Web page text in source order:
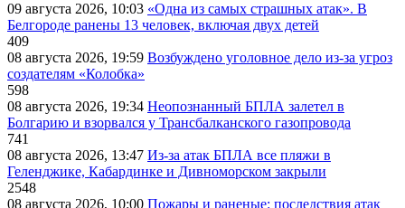
09 августа 2026, 10:03 «Одна из самых страшных атак». В
Белгороде ранены 13 человек, включая двух детей
409
08 августа 2026, 19:59 Возбуждено уголовное дело из-за угроз
создателям «Колобка»
598
08 августа 2026, 19:34 Неопознанный БПЛА залетел в
Болгарию и взорвался у Трансбалканского газопровода
741
08 августа 2026, 13:47 Из-за атак БПЛА все пляжи в
Геленджике, Кабардинке и Дивноморском закрыли
2548
08 августа 2026, 10:00 Пожары и раненые: последствия атак